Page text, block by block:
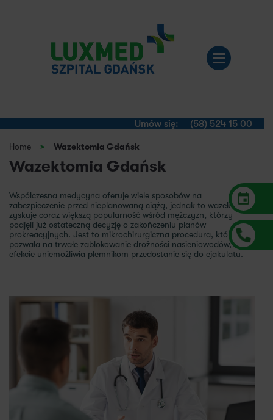
Umów się: (58) 524 15 00
Home > Wazektomia Gdańsk
Wazektomia Gdańsk
Współczesna medycyna oferuje wiele sposobów na
zabezpieczenie przed nieplanowaną ciążą, jednak to wazektomia
zyskuje coraz większą popularność wśród mężczyzn, którzy
podjęli już ostateczną decyzję o zakończeniu planów
prokreacyjnych. Jest to mikrochirurgiczna procedura, która
pozwala na trwałe zablokowanie drożności nasieniowodów, co w
efekcie uniemożliwia plemnikom przedostanie się do ejakulatu.